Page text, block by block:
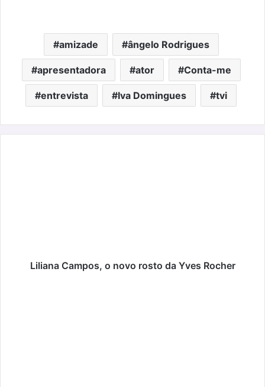
amizade ângelo Rodrigues
apresentadora ator Conta-me
entrevista Iva Domingues tvi
Liliana Campos, o novo rosto da Yves Rocher